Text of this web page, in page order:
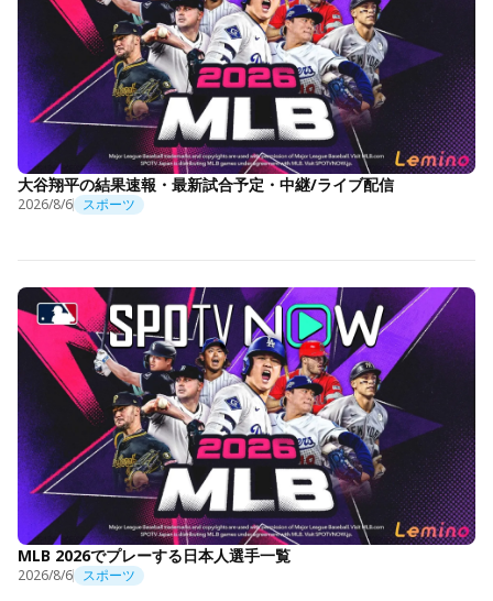
大谷翔平の結果速報・最新試合予定・中継/ライブ配信
2026/8/6 スポーツ
MLB 2026でプレーする日本人選手一覧
2026/8/6 スポーツ